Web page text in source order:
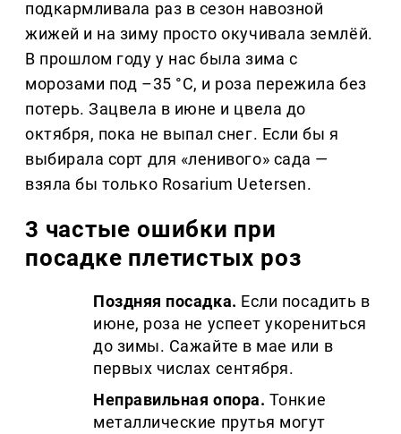
подкармливала раз в сезон навозной
жижей и на зиму просто окучивала землёй.
В прошлом году у нас была зима с
морозами под –35 °C, и роза пережила без
потерь. Зацвела в июне и цвела до
октября, пока не выпал снег. Если бы я
выбирала сорт для «ленивого» сада —
взяла бы только Rosarium Uetersen.
3 частые ошибки при
посадке плетистых роз
Поздняя посадка. Если посадить в
июне, роза не успеет укорениться
до зимы. Сажайте в мае или в
первых числах сентября.
Неправильная опора. Тонкие
металлические прутья могут